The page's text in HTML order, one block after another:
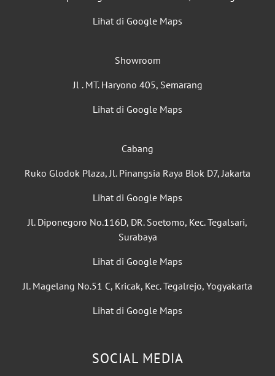
Lihat di Google Maps
Showroom
Jl . MT. Haryono 405, Semarang
Lihat di Google Maps
Cabang
Ruko Glodok Plaza, Jl. Pinangsia Raya Blok D7, Jakarta
Lihat di Google Maps
Jl. Diponegoro No.116D, DR. Soetomo, Kec. Tegalsari,
Surabaya
Lihat di Google Maps
Jl. Magelang No.51 C, Kricak, Kec. Tegalrejo, Yogyakarta
Lihat di Google Maps
SOCIAL MEDIA